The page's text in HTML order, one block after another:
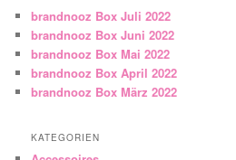
brandnooz Box Juli 2022
brandnooz Box Juni 2022
brandnooz Box Mai 2022
brandnooz Box April 2022
brandnooz Box März 2022
KATEGORIEN